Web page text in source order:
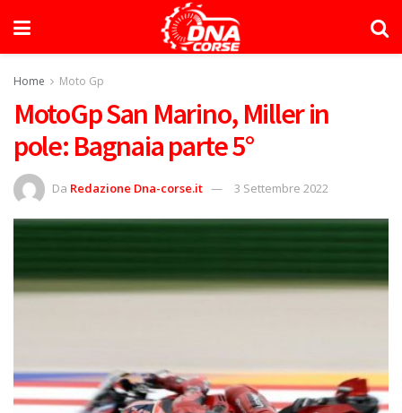
Home Moto Gp
MotoGp San Marino, Miller in
pole: Bagnaia parte 5°
Da Redazione Dna-corse.it 3 Settembre 2022